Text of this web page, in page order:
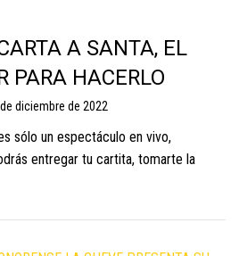
A SANTA, EL
PARA HACERLO
diciembre de 2022
sólo un espectáculo en vivo,
entregar tu cartita, tomarte la